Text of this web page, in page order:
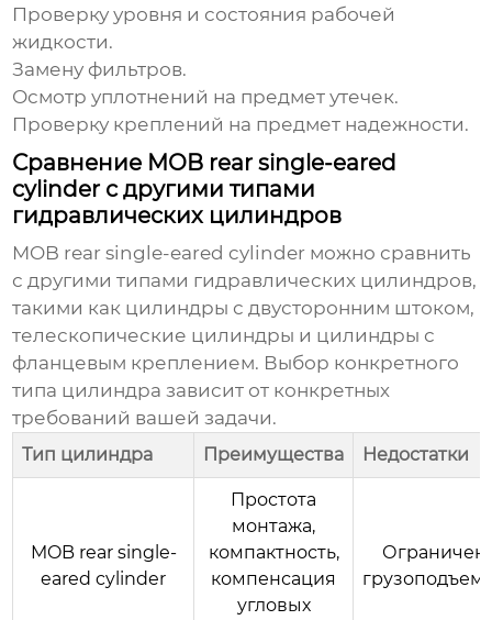
Проверку уровня и состояния рабочей
жидкости.
Замену фильтров.
Осмотр уплотнений на предмет утечек.
Проверку креплений на предмет надежности.
Сравнение MOB rear single-eared
cylinder с другими типами
гидравлических цилиндров
MOB rear single-eared cylinder можно сравнить
с другими типами гидравлических цилиндров,
такими как цилиндры с двусторонним штоком,
телескопические цилиндры и цилиндры с
фланцевым креплением. Выбор конкретного
типа цилиндра зависит от конкретных
требований вашей задачи.
Тип цилиндра Преимущества Недостатки
MOB rear single-
eared cylinder
Простота
монтажа,
компактность,
компенсация
угловых